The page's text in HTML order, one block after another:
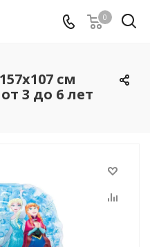
0
см
3 до 6 лет